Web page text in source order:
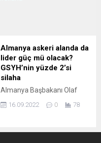
sorularını yanıtlayan BAB
Hukuk ve Danışmanlık’tan
Bilal Erdoğan programda
“Kişisel Verileri Koruma
ile başvurarak bildirim...
Almanya askeri alanda da
lider güç mü olacak?
GSYH’nin yüzde 2’si
silaha
Almanya Başbakanı Olaf
her yıl Gayrisafi Yurt İçi
16.09.2022 0 78